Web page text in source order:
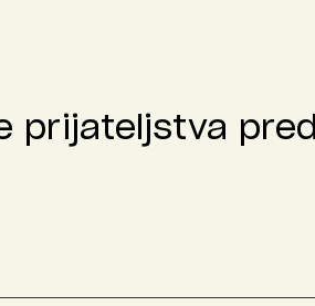
prijateljstva pred